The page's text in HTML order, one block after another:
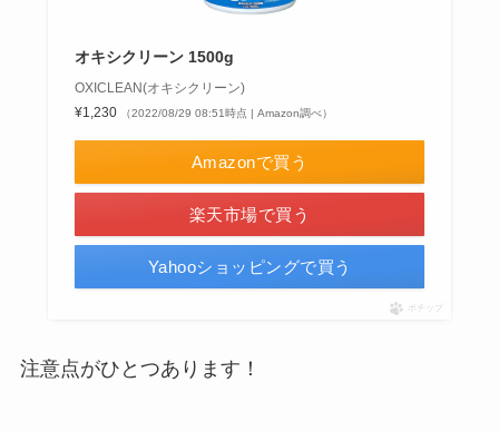
オキシクリーン 1500g
OXICLEAN(オキシクリーン)
¥1,230
（2022/08/29 08:51時点 | Amazon調べ）
Amazonで買う
楽天市場で買う
Yahooショッピングで買う
ポチップ
注意点がひとつあります！